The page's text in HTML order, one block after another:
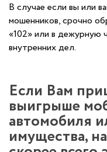
В случае если вы или
мошенников, срочно
«102» или в дежурную
внутренних дел.
Если Вам
выигрыше
автомобиля
имущества,